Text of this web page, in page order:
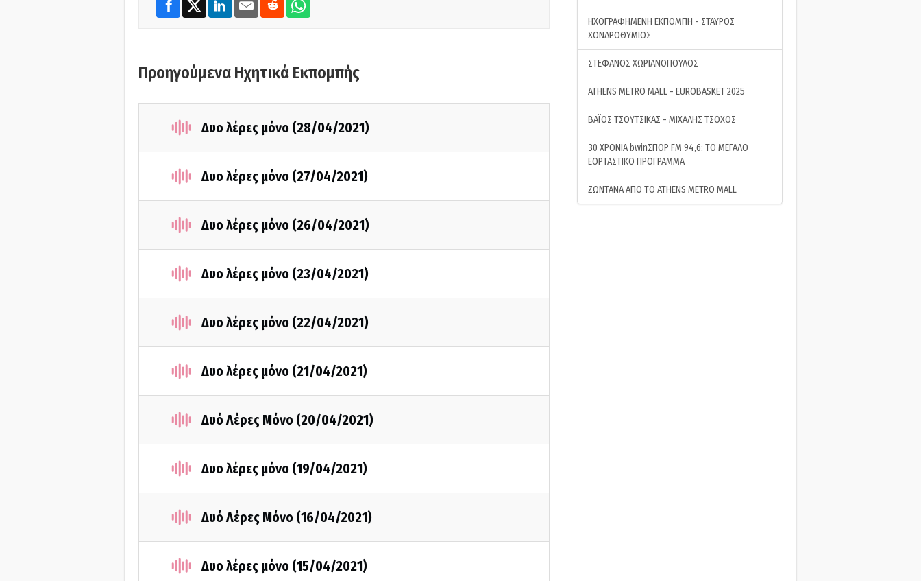
Προηγούμενα Ηχητικά Εκπομπής
Δυο λέρες μόνο (28/04/2021)
Δυο λέρες μόνο (27/04/2021)
Δυο λέρες μόνο (26/04/2021)
Δυο λέρες μόνο (23/04/2021)
Δυο λέρες μόνο (22/04/2021)
Δυο λέρες μόνο (21/04/2021)
Δυό Λέρες Μόνο (20/04/2021)
Δυο λέρες μόνο (19/04/2021)
Δυό Λέρες Μόνο (16/04/2021)
Δυο λέρες μόνο (15/04/2021)
ΗΧΟΓΡΑΦΗΜΕΝΗ ΕΚΠΟΜΠΗ - ΣΤΑΥΡΟΣ
ΧΟΝΔΡΟΘΥΜΙΟΣ
ΣΤΕΦΑΝΟΣ ΧΩΡΙΑΝΟΠΟΥΛΟΣ
ATHENS METRO MALL - EUROBASKET 2025
ΒΑΪΟΣ ΤΣΟΥΤΣΙΚΑΣ - ΜΙΧΑΛΗΣ ΤΣΟΧΟΣ
30 ΧΡΟΝΙΑ bwinΣΠΟΡ FM 94,6: ΤΟ ΜΕΓΑΛΟ
ΕΟΡΤΑΣΤΙΚΟ ΠΡΟΓΡΑΜΜΑ
ΖΩΝΤΑΝΑ ΑΠΟ ΤΟ ATHENS METRO MALL